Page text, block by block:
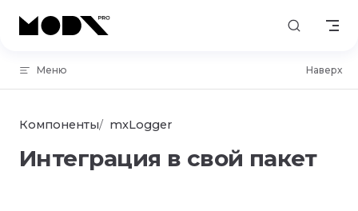
Skip to content
Меню Наверх
Компоненты mxLogger
Интеграция в свой пакет